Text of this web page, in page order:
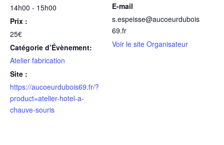
14h00 - 15h00
Prix :
25€
Catégorie d’Évènement:
Atelier fabrication
Site :
https://aucoeurdubois69.fr/?
product=atelier-hotel-a-
chauve-souris
E-mail
s.espeisse@aucoeurdubois
69.fr
Voir le site Organisateur